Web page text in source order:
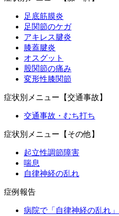
足底筋膜炎
足関節のケガ
アキレス腱炎
膝蓋腱炎
オスグット
股関節の痛み
変形性膝関節
症状別メニュー【交通事故】
交通事故・むち打ち
症状別メニュー【その他】
起立性調節障害
喘息
自律神経の乱れ
症例報告
病院で「自律神経の乱れ